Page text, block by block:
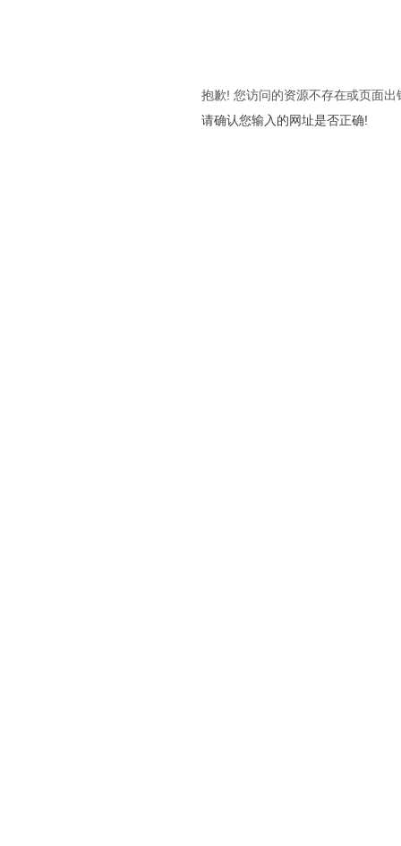
抱歉! 您访问的资源不存在或页面出
请确认您输入的网址是否正确!